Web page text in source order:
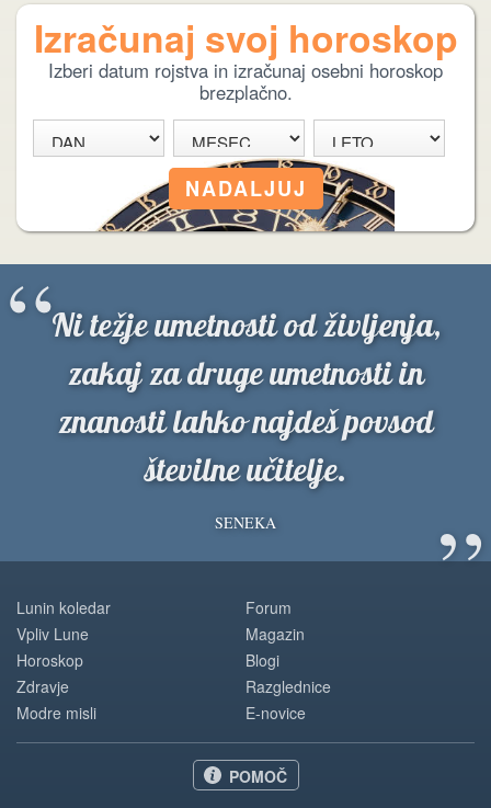
Izračunaj svoj horoskop
Izberi datum rojstva in izračunaj osebni horoskop
brezplačno.
Ni težje umetnosti od življenja,
zakaj za druge umetnosti in
znanosti lahko najdeš povsod
številne učitelje.
SENEKA ”
“
Lunin koledar
Vpliv Lune
Horoskop
Zdravje
Modre misli
Forum
Magazin
Blogi
Razglednice
E-novice
POMOČ